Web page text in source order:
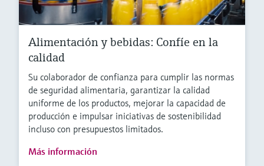
Alimentación y bebidas: Confíe en la
calidad
Su colaborador de confianza para cumplir las normas
de seguridad alimentaria, garantizar la calidad
uniforme de los productos, mejorar la capacidad de
producción e impulsar iniciativas de sostenibilidad
incluso con presupuestos limitados.
Más información